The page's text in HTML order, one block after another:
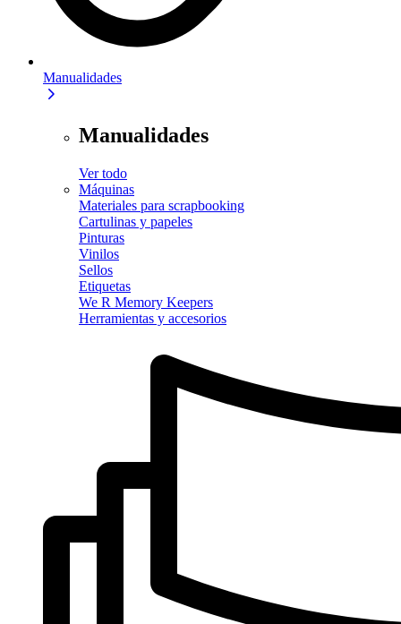
Manualidades
Manualidades
Ver todo
Máquinas
Materiales para scrapbooking
Cartulinas y papeles
Pinturas
Vinilos
Sellos
Etiquetas
We R Memory Keepers
Herramientas y accesorios